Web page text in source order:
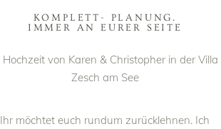
KOMPLETT- PLANUNG.
IMMER AN EURER SEITE
Ihr möchtet euch rundum zurücklehnen. Ich